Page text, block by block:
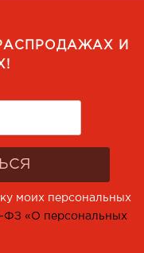
И
моих персональных
ФЗ «О персональных